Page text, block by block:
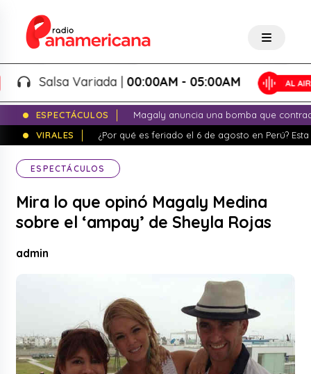
Salsa Variada |00:00AM - 05:00AM
ESPECTÁCULOS
Magaly anuncia una bomba que
VIRALES
¿Por qué es feriado el 6 de agosto en Perú?
ESPECTÁCULOS
Mira lo que opinó Magaly Medina
sobre el ‘ampay’ de Sheyla Rojas
admin